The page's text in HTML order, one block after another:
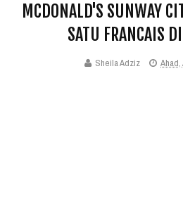
MCDONALD'S SUNWAY
SATU FRANCAIS
Sheila Adziz